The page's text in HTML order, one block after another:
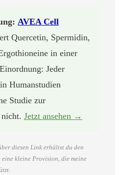
AVEA Cell
Quercetin, Spermidin,
in einer
Jeder
Humanstudien
Studie zur
Jetzt ansehen →
diesen Link erhältst du den
kleine Provision, die meine